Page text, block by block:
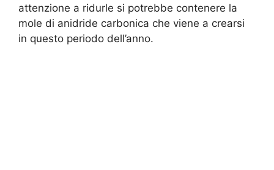
attenzione a ridurle si potrebbe contenere la
mole di anidride carbonica che viene a crearsi
in questo periodo dell’anno.